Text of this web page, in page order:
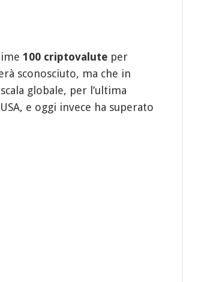
100 criptovaluteper
sconosciuto, ma che in
globale, per l’ultima
e oggi invece ha superato